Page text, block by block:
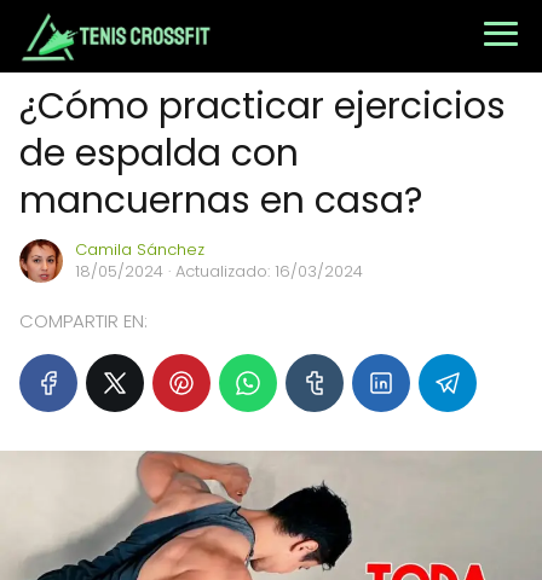
¿Cómo practicar ejercicios
de espalda con
mancuernas en casa?
Camila Sánchez
18/05/2024 · Actualizado: 16/03/2024
COMPARTIR EN: